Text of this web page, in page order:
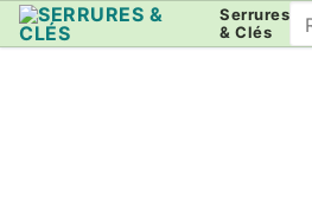
Aller
au
Serrures
& Clés
: